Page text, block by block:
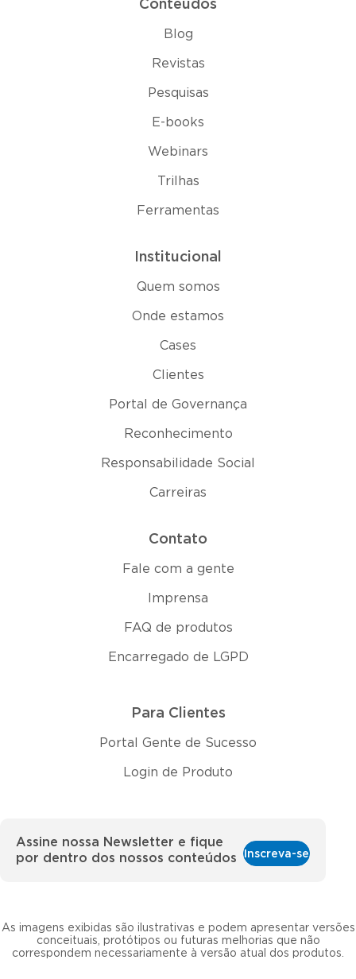
Conteúdos
Blog
Revistas
Pesquisas
E-books
Webinars
Trilhas
Ferramentas
Institucional
Quem somos
Onde estamos
Cases
Clientes
Portal de Governança
Reconhecimento
Responsabilidade Social
Carreiras
Contato
Fale com a gente
Imprensa
FAQ de produtos
Encarregado de LGPD
Para Clientes
Portal Gente de Sucesso
Login de Produto
As imagens exibidas são ilustrativas e podem apresentar versões
conceituais, protótipos ou futuras melhorias que não
correspondem necessariamente à versão atual dos produtos.
Assine nossa Newsletter e fique
por dentro dos nossos conteúdos
Inscreva-se